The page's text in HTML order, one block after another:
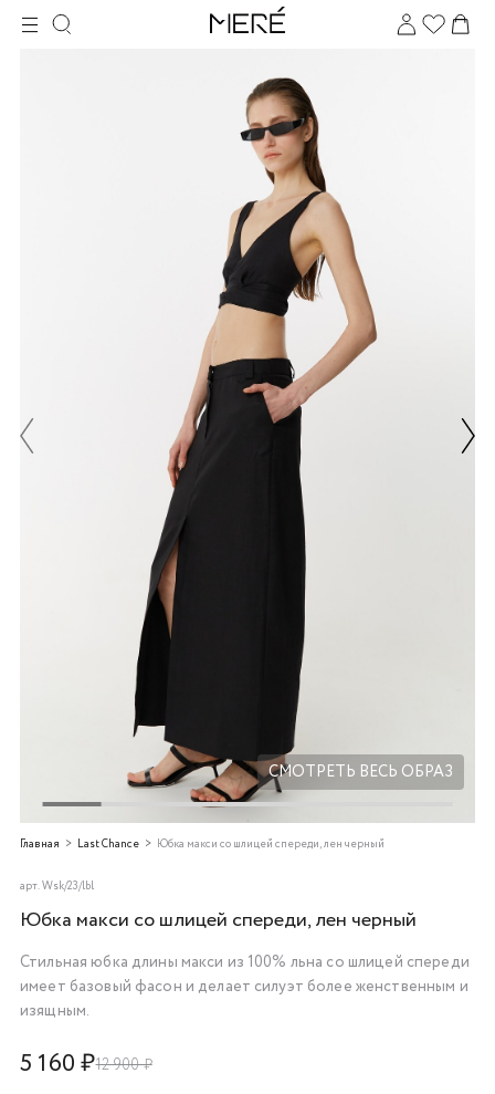
СМОТРЕТЬ ВЕСЬ ОБРАЗ
Главная Last Chance Юбка макси со шлицей спереди, лен черный
арт.Wsk/23/lbl
Юбка макси со шлицей спереди, лен черный
Стильная юбка длины макси из 100% льна со шлицей спереди
имеет базовый фасон и делает силуэт более женственным и
изящным.
5 160 ₽12 900 ₽
на части
Добавляйте товары
в корзину
Оплачивайте сегодня только
% картой любого банка
Получайте товар
выбранный способом
Оставшиеся75% будут
списыватьсяс вашей карты
по
Подробнее
об оплате Плайтом